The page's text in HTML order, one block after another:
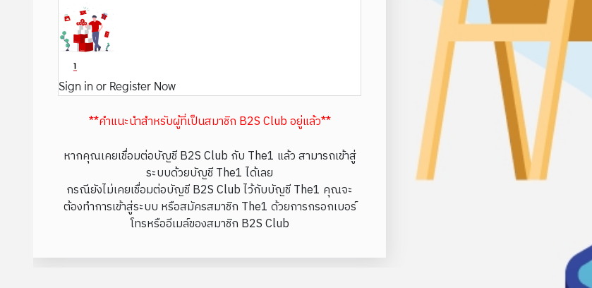
Sign in or Register Now
**คำแนะนำสำหรับผู้ที่เป็นสมาชิก B2S Club อยู่แล้ว**
หากคุณเคยเชื่อมต่อบัญชี B2S Club กับ The1 แล้ว สามารถเข้าสู่
ระบบด้วยบัญชี The1 ได้เลย
กรณียังไม่เคยเชื่อมต่อบัญชี B2S Club ไว้กับบัญชี The1 คุณจะ
ต้องทำการเข้าสู่ระบบ หรือสมัครสมาชิก The1 ด้วยการกรอกเบอร์
โทรหรืออีเมล์ของสมาชิก B2S Club